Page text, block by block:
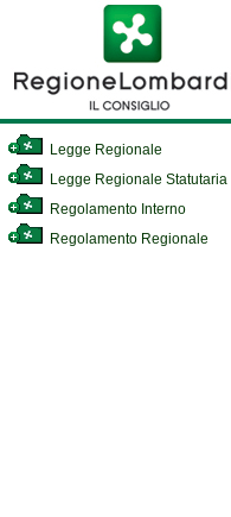
Legge Regionale
Legge Regionale Statutaria
Regolamento Interno
Regolamento Regionale